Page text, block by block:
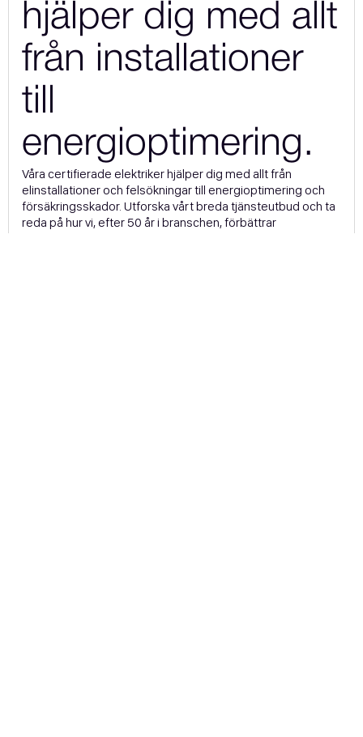
hjälper dig med allt
från installationer
till
energioptimering.
Våra certifierade elektriker hjälper dig med allt från
elinstallationer och felsökningar till energioptimering och
försäkringsskador. Utforska vårt breda tjänsteutbud och ta
reda på hur vi, efter 50 år i branschen, förbättrar